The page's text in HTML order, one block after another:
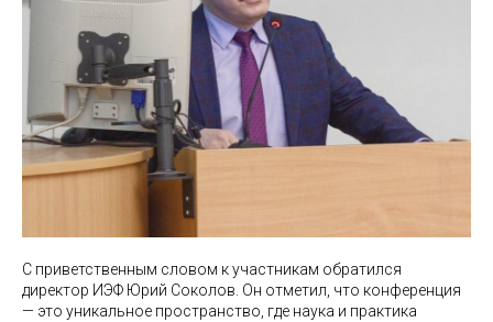
С приветственным словом к участникам обратился
директор ИЭФ Юрий Соколов. Он отметил, что конференция
— это уникальное пространство, где наука и практика